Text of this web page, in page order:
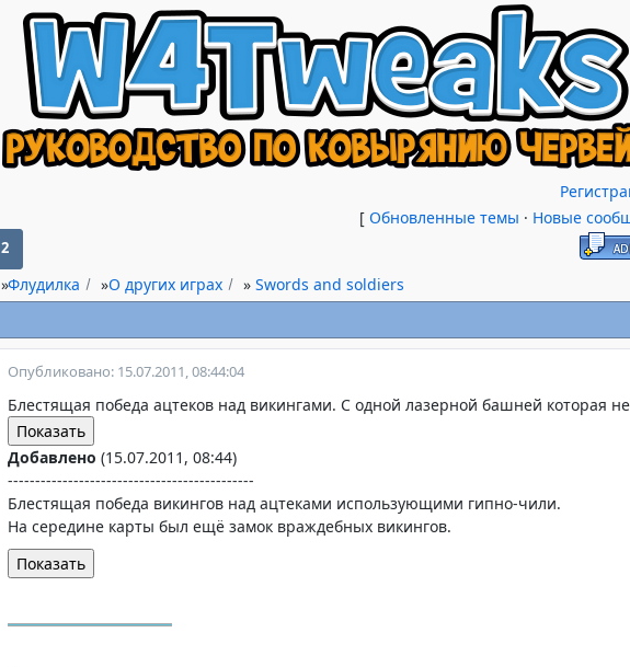
[ Обновленные темы · Новые
2
»Флудилка »О других играх » Swords and soldiers
Опубликовано: 15.07.2011, 08:44:04
Блестящая победа ацтеков над викингами. С одной лазерной башней которая
Добавлено (15.07.2011, 08:44)
---------------------------------------------
Блестящая победа викингов над ацтеками использующими гипно-чили.
На середине карты был ещё замок враждебных викингов.